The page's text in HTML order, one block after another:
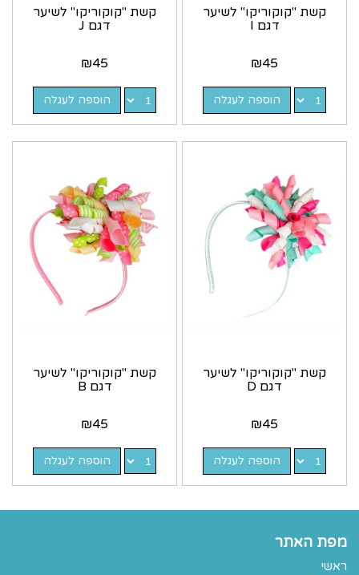
קשת "קוקוריקו" לשיער
דגם I
₪45
הוספה לעגלה
קשת "קוקוריקו" לשיער
דגם J
₪45
הוספה לעגלה
קשת "קוקוריקו" לשיער
דגם D
₪45
הוספה לעגלה
קשת "קוקוריקו" לשיער
דגם B
₪45
הוספה לעגלה
מפת האתר
ראשי